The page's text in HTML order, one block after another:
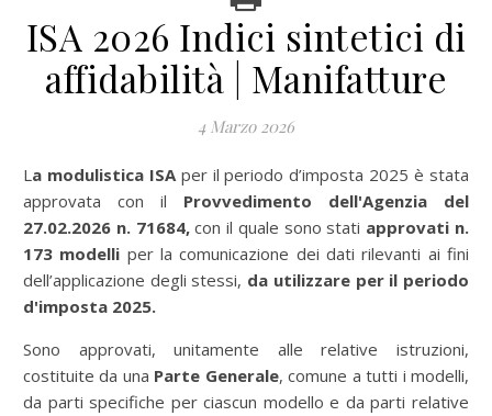
ISA 2026 Indici sintetici di
affidabilità | Manifatture
4 Marzo 2026
La modulistica ISAper il periodo d’imposta 2025 è stata
approvata con il Provvedimento dell'Agenzia del
27.02.2026 n. 71684,con il quale sono stati approvati n.
173 modelli per la comunicazione dei dati rilevanti ai fini
dell’applicazione degli stessi, da utilizzare per il periodo
d'imposta 2025.
Sono approvati, unitamente alle relative istruzioni,
costituite da una Parte Generale, comune a tutti i modelli,
da parti specifiche per ciascun modello e da parti relative